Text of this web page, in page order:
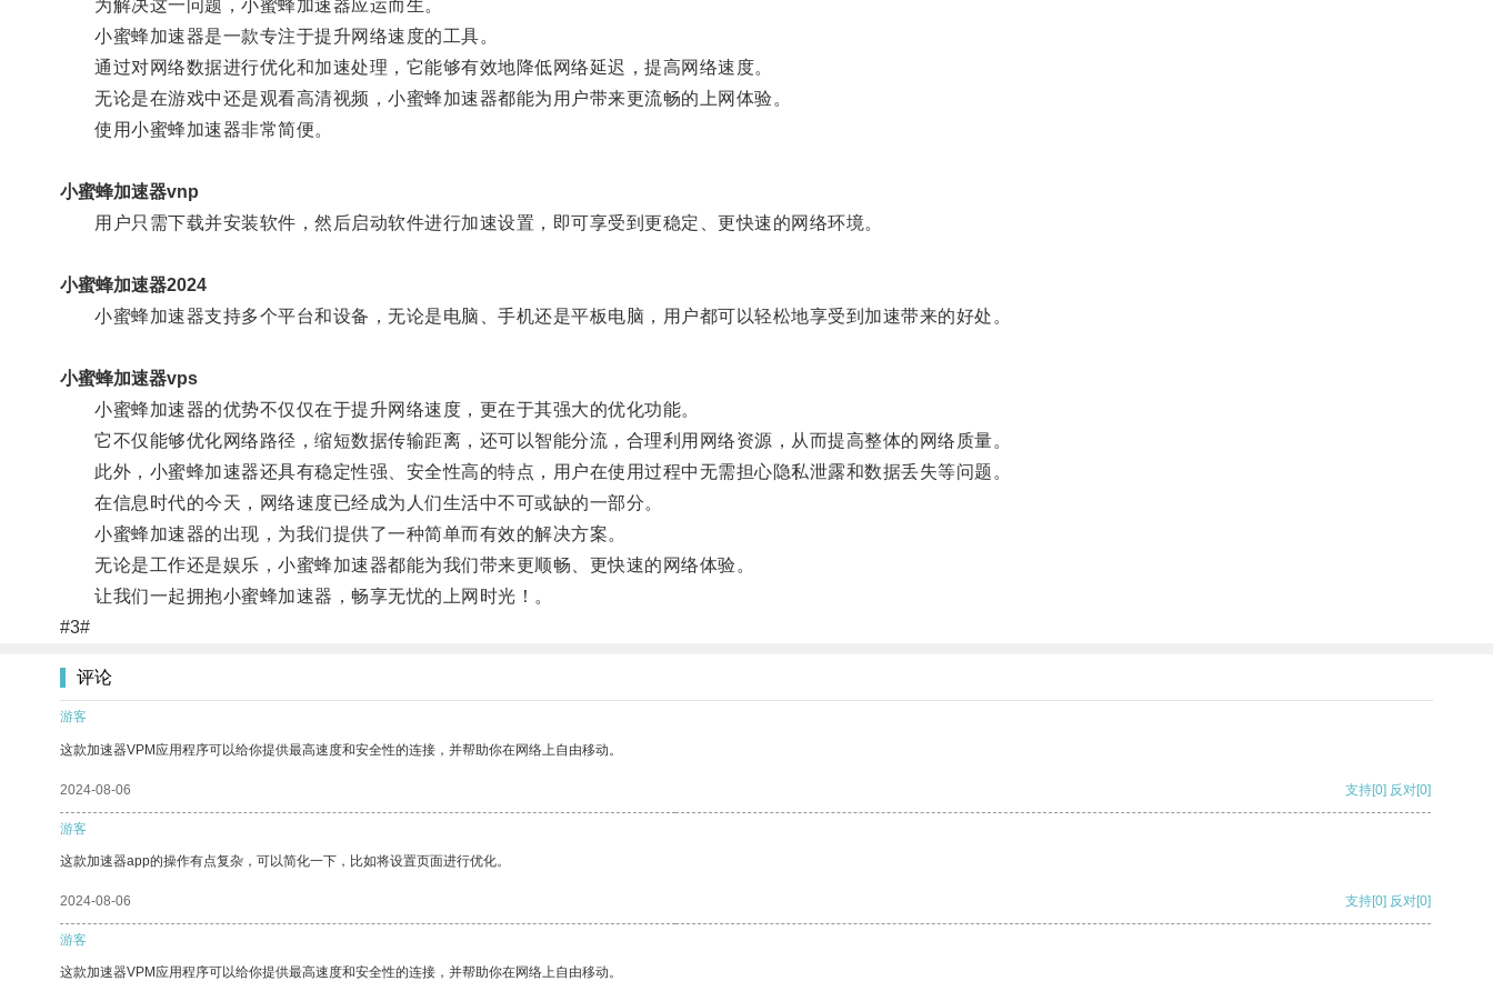
为解决这一问题，小蜜蜂加速器应运而生。
小蜜蜂加速器是一款专注于提升网络速度的工具。
通过对网络数据进行优化和加速处理，它能够有效地降低网络延迟，提高网络速度。
无论是在游戏中还是观看高清视频，小蜜蜂加速器都能为用户带来更流畅的上网体验。
使用小蜜蜂加速器非常简便。
小蜜蜂加速器vnp
用户只需下载并安装软件，然后启动软件进行加速设置，即可享受到更稳定、更快速的网络环境。
小蜜蜂加速器2024
小蜜蜂加速器支持多个平台和设备，无论是电脑、手机还是平板电脑，用户都可以轻松地享受到加速带来的好处。
小蜜蜂加速器vps
小蜜蜂加速器的优势不仅仅在于提升网络速度，更在于其强大的优化功能。
它不仅能够优化网络路径，缩短数据传输距离，还可以智能分流，合理利用网络资源，从而提高整体的网络质量。
此外，小蜜蜂加速器还具有稳定性强、安全性高的特点，用户在使用过程中无需担心隐私泄露和数据丢失等问题。
在信息时代的今天，网络速度已经成为人们生活中不可或缺的一部分。
小蜜蜂加速器的出现，为我们提供了一种简单而有效的解决方案。
无论是工作还是娱乐，小蜜蜂加速器都能为我们带来更顺畅、更快速的网络体验。
让我们一起拥抱小蜜蜂加速器，畅享无忧的上网时光！。
#3#
评论
游客
这款加速器VPM应用程序可以给你提供最高速度和安全性的连接，并帮助你在网络上自由移动。
2024-08-06 支持[0] 反对[0]
游客
这款加速器app的操作有点复杂，可以简化一下，比如将设置页面进行优化。
2024-08-06 支持[0] 反对[0]
游客
这款加速器VPM应用程序可以给你提供最高速度和安全性的连接，并帮助你在网络上自由移动。